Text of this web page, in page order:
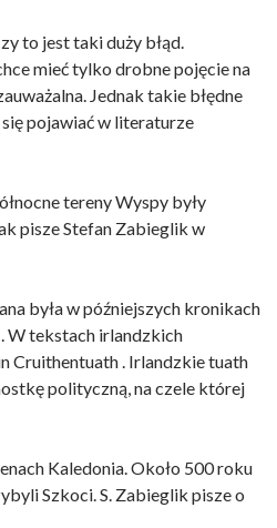
to jest taki duży błąd.
mieć tylko drobne pojęcie na
Jednak takie błędne
pojawiać w literaturze
tereny Wyspy były
pisze Stefan Zabieglik w
była w późniejszych kronikach
W tekstach irlandzkich
Cruithentuath . Irlandzkie tuath
polityczną, na czele której
Kaledonia. Około 500 roku
Szkoci. S. Zabieglik pisze o